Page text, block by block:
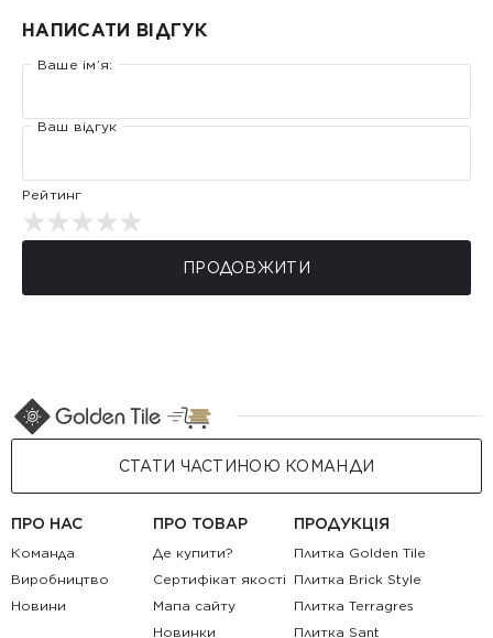
НАПИСАТИ ВІДГУК
Ваше ім’я:
Ваш відгук
Рейтинг
ПРОДОВЖИТИ
СТАТИ ЧАСТИНОЮ КОМАНДИ
ПРО НАС
Команда
Виробництво
Новини
ПРО ТОВАР
Де купити?
Сертифікат якості
Мапа сайту
Новинки
ПРОДУКЦІЯ
Плитка Golden Tile
Плитка Brick Style
Плитка Terragres
Плитка Sant